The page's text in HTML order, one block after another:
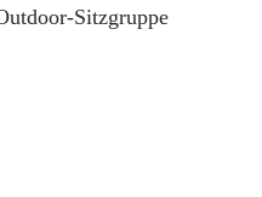
Sitzgruppe